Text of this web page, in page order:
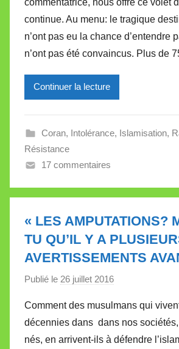
M
i
r
e
l
V
e
t
e
continue. Au menu: le tragique
n’ont pas eu la chance d’entendre
n’ont pas été convaincus. Plus de
Continuer la lecture
Coran, Intolérance, Islamisation,
Résistance
17 commentaires
« LES AMPUTATIONS?
TU QU’IL Y A
AVERTISSEMENTS
Publié le 26 juillet 2016
r
M
i
Comment des musulmans qui
décennies dans dans nos
nés, en arrivent-ils à défendre